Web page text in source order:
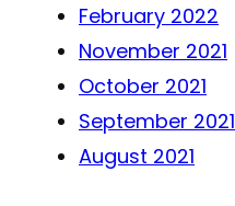
February 2022
November 2021
October 2021
September 2021
August 2021